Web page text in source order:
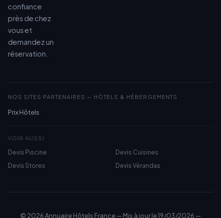
confiance
près de chez
vous et
demandez un
réservation.
NOS SITES PARTENAIRES — HÔTELS & HÉBERGEMENTS
Prix Hôtels
VOIR AUSSI
Devis Piscine
Devis Cuisines
Devis Stores
Devis Vérandas
© 2026 Annuaire Hôtels France — Mis à jour le 19/03/2026 —